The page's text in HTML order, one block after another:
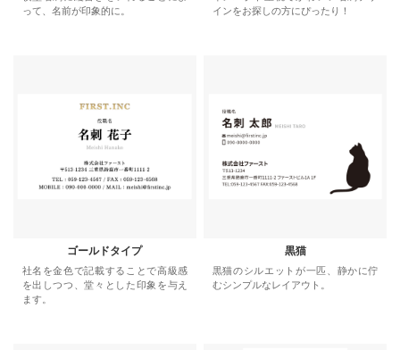
って、名前が印象的に。
インをお探しの方にぴったり！
ゴールドタイプ
社名を金色で記載することで高級感
を出しつつ、堂々とした印象を与え
ます。
黒猫
黒猫のシルエットが一匹、静かに佇
むシンプルなレイアウト。